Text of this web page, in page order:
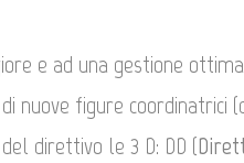
e ad una gestione
nuove figure coordinatrici
direttivo le 3 D: DD (